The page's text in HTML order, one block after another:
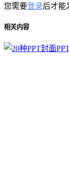
您需要登录后才能
相关内容